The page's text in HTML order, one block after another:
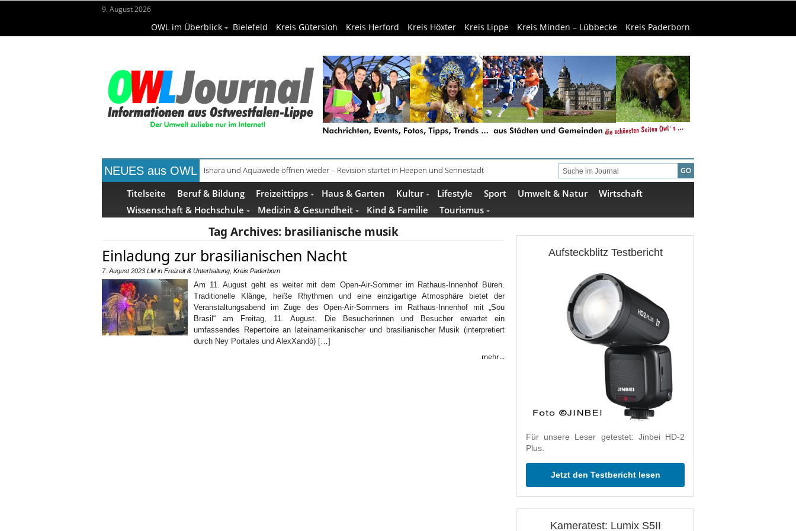
9. August 2026
OWL im Überblick Bielefeld Kreis Gütersloh Kreis Herford Kreis Höxter Kreis Lippe Kreis Minden – Lübbecke Kreis Paderborn
NEUES aus OWL Ishara und Aquawede öffnen wieder – Revision startet in Heepen und Sennestadt
Titelseite Beruf & Bildung Freizeittipps Haus & Garten Kultur Lifestyle Sport Umwelt & Natur
Wirtschaft
Wissenschaft & Hochschule
Medizin & Gesundheit Kind & Familie Tourismus
Tag Archives: brasilianische musik
Einladung zur brasilianischen Nacht
7. August 2023 LM in Freizeit & Unterhaltung Kreis Paderborn
Am 11. August geht es weiter mit dem Open-Air-Sommer im Rathaus-Innenhof Büren.
Traditionelle Klänge, heiße Rhythmen und eine einzigartige Atmosphäre bietet der
Veranstaltungsabend im Zuge des Open-Air-Sommers im Rathaus-Innenhof mit „Sou
Brasil“ am Freitag, 11. August. Die Besucherinnen und Besucher erwartet ein
umfassendes Repertoire an lateinamerikanischer und brasilianischer Musik (interpretiert
durch Ney Portales und AlexXandó) […]
mehr...
Aufsteckblitz Testbericht
Für unsere Leser getestet: Jinbei HD-2
Plus.
Jetzt den Testbericht lesen
Kameratest: Lumix S5II